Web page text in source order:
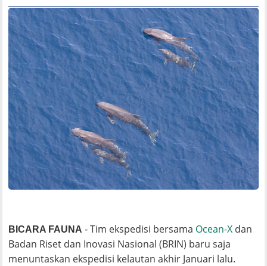
BICARA FAUNA -Tim ekspedisi bersama Ocean-X dan
Badan Riset dan Inovasi Nasional (BRIN) baru saja
menuntaskan ekspedisi kelautan akhir Januari lalu.